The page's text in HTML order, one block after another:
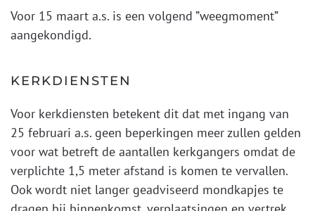
Voor 15 maart a.s. is een volgend ”weegmoment”
aangekondigd.
KERKDIENSTEN
Voor kerkdiensten betekent dit dat met ingang van
25 februari a.s. geen beperkingen meer zullen gelden
voor wat betreft de aantallen kerkgangers omdat de
verplichte 1,5 meter afstand is komen te vervallen.
Ook wordt niet langer geadviseerd mondkapjes te